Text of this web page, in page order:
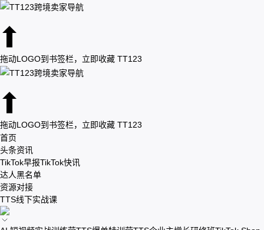
拖动LOGO到书签栏，立即收藏 TT123
拖动LOGO到书签栏，立即收藏 TT123
首页
头条资讯
TikTok早报TikTok快讯
达人黑名单
资源对接
TTS线下实战课